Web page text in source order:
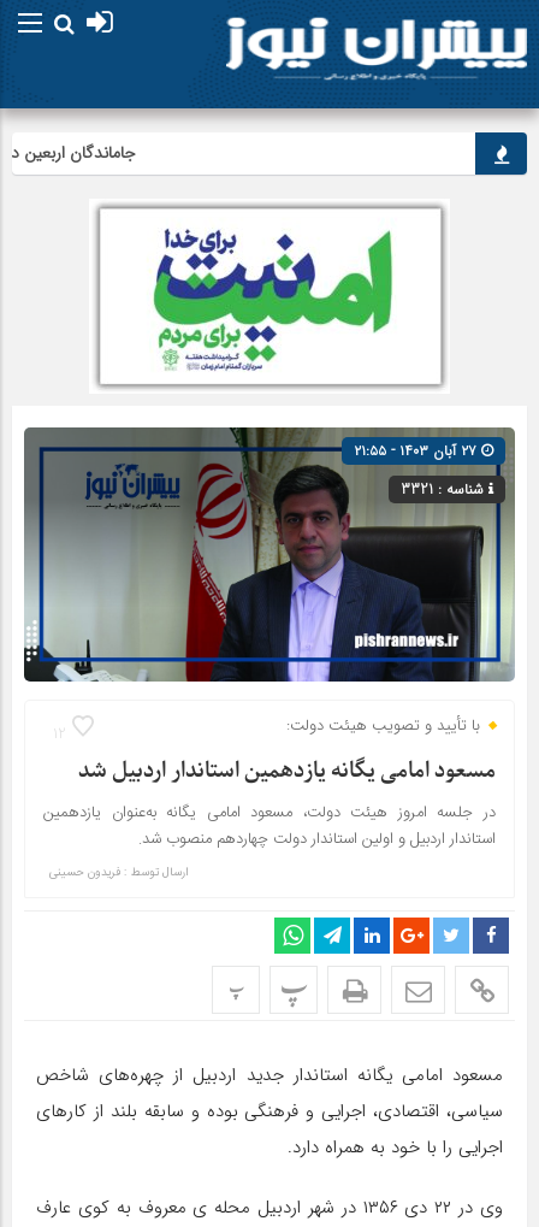
جاماندگان اربعین در
شناسه : 3321
12 با تأیید و تصویب هیئت دولت:
مسعود امامی یگانه یازدهمین استاندار اردبیل شد
در جلسه امروز هیئت دولت، مسعود امامی یگانه به‌عنوان یازدهمین
استاندار اردبیل و اولین استاندار دولت چهاردهم منصوب شد.
ارسال توسط : فریدون حسینی
پ پ
مسعود امامی یگانه استاندار جدید اردبیل از چهره‌های شاخص
سیاسی، اقتصادی، اجرایی و فرهنگی بوده و سابقه بلند از کارهای
اجرایی را با خود به همراه دارد.
وی در ۲۲ دی ۱۳۵۶ در شهر اردبیل محله ی معروف به کوی عارف